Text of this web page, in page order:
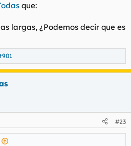
que:
largas, ¿Podemos decir que es
#23